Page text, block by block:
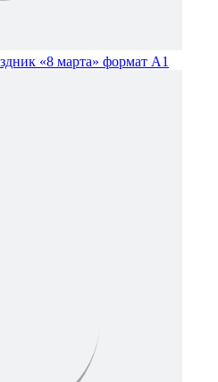
«8 марта» формат А1